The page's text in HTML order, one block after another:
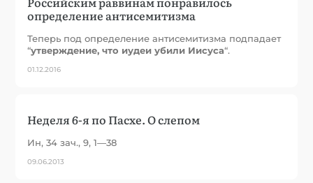
определение антисемитизма
Теперь под определение антисемитизма подпадает
“утверждение, что иудеи убили Иисуса“.
01.12.2016
Неделя 6-я по Пасхе. О слепом
Ин, 34 зач., 9, 1—38
09.06.2013